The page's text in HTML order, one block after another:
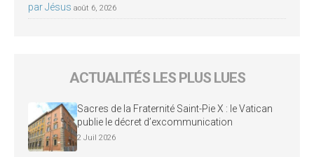
par Jésus août 6, 2026
ACTUALITÉS LES PLUS LUES
Sacres de la Fraternité Saint-Pie X : le Vatican
publie le décret d’excommunication
2 Juil 2026